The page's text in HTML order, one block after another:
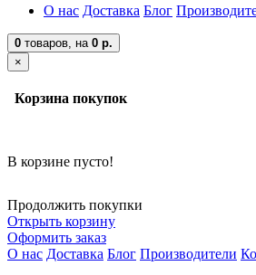
О нас Доставка Блог
0 товаров, на 0 р.
×
Корзина покупок
В корзине пусто!
Продолжить покупки
Открыть корзину
Оформить заказ
О нас Доставка Блог Производители